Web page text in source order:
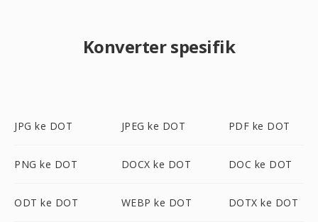
Konverter spesifik
JPG ke DOT JPEG ke DOT PDF ke DOT
PNG ke DOT DOCX ke DOT DOC ke DOT
ODT ke DOT WEBP ke DOT DOTX ke DOT